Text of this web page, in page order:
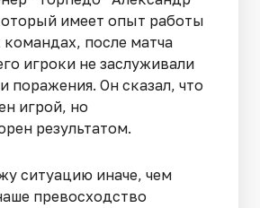
имеет опыт работы
командах, после матча
игроки не заслуживали
поражения. Он сказал, что
игрой, но
результатом.
ситуацию иначе, чем
превосходство